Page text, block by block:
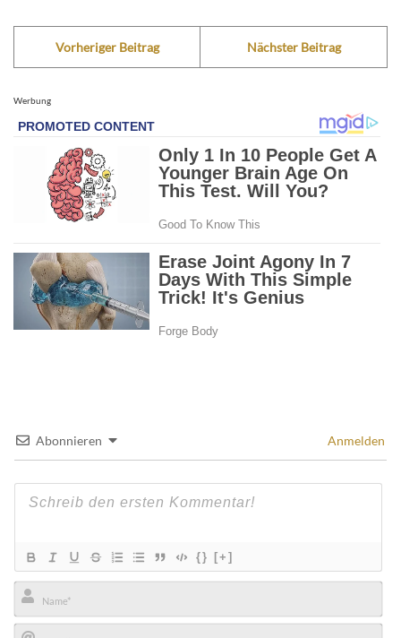
Vorheriger Beitrag Nächster Beitrag
Werbung
Abonnieren Anmelden
{} [+]
Name*